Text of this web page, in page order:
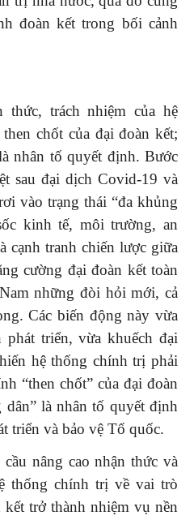
đoàn kết trong bối cảnh
thức, trách nhiệm của hệ
chốt của đại đoàn kết;
nhân tố quyết định. Bước
sau đại dịch Covid-19 và
vào trạng thái “đa khủng
kinh tế, môi trường, an
cạnh tranh chiến lược giữa
cường đại đoàn kết toàn
những đòi hỏi mới, cả
Các biến động này vừa
triển, vừa khuếch đại
hệ thống chính trị phải
“then chốt” của đại đoàn
là nhân tố quyết định
triển và bảo vệ Tổ quốc.
nâng cao nhận thức và
thống chính trị về vai trò
trở thành nhiệm vụ nền